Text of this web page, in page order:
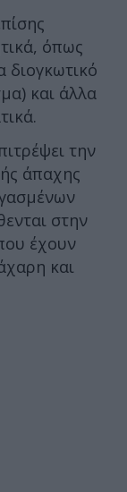
όπως
διογκωτικό
και άλλα
την
άπαχης
στην
έχουν
και